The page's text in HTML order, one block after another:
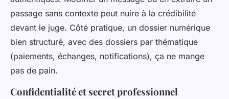
passage sans contexte peut nuire à la crédibilité
devant le juge. Côté pratique, un dossier numérique
bien structuré, avec des dossiers par thématique
(paiements, échanges, notifications), ça ne mange
pas de pain.
Confidentialité et secret professionnel